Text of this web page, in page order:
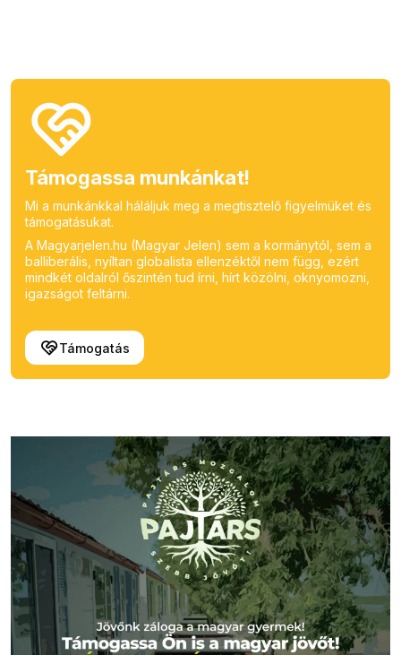
Támogassa munkánkat!
Mi a munkánkkal háláljuk meg a megtisztelő figyelmüket és
támogatásukat.
A Magyarjelen.hu (Magyar Jelen) sem a kormánytól, sem a
balliberális, nyíltan globalista ellenzéktől nem függ, ezért
mindkét oldalról őszintén tud írni, hírt közölni, oknyomozni,
igazságot feltárni.
Támogatás